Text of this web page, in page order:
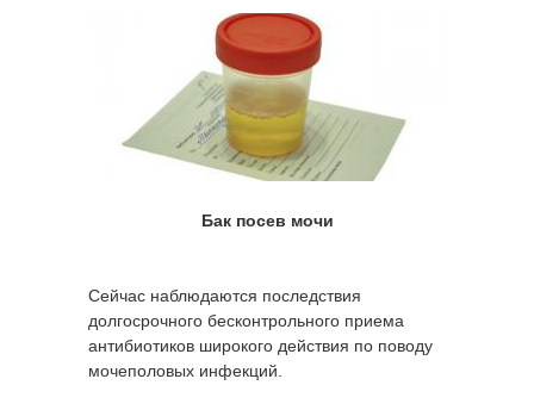
Бак посев мочи
Сейчас наблюдаются последствия
долгосрочного бесконтрольного приема
антибиотиков широкого действия по поводу
мочеполовых инфекций.